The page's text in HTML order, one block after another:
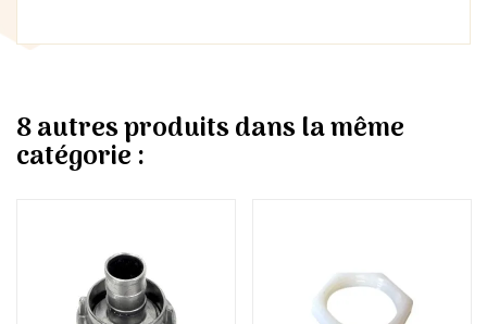
8 autres produits dans la même
catégorie :